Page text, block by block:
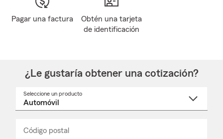
Pagar una factura
Obtén una tarjeta
de identificación
¿Le gustaría obtener una cotización?
Seleccione un producto
Código postal
_____